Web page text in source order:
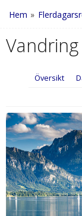
Hem »
Översikt